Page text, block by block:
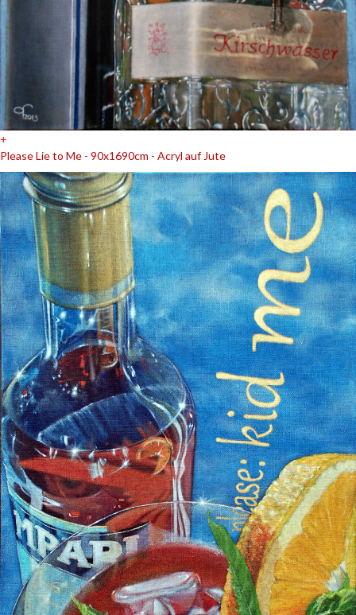
+
Please Lie to Me - 90x1690cm - Acryl auf Jute